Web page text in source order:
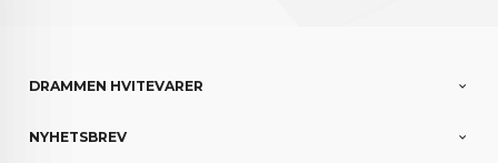
DRAMMEN HVITEVARER
NYHETSBREV